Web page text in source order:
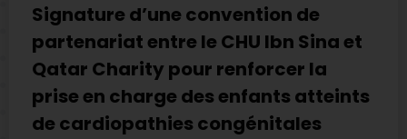
Signature d’une convention de
partenariat entre le CHU Ibn Sina et
Qatar Charity pour renforcer la
prise en charge des enfants atteints
de cardiopathies congénitales